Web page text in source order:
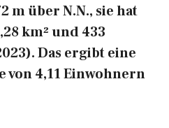
m über N.N., sie hat
km² und 433
Das ergibt eine
4,11 Einwohnern